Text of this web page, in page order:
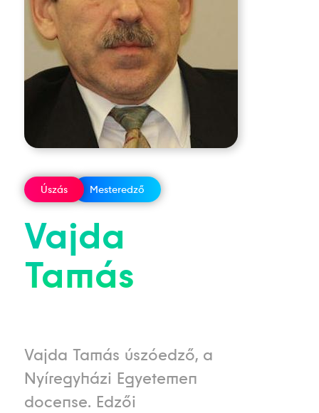
Úszás Mesteredző
Vajda
Tamás
Vajda Tamás úszóedző, a
Nyíregyházi Egyetemen
docense. Edzői